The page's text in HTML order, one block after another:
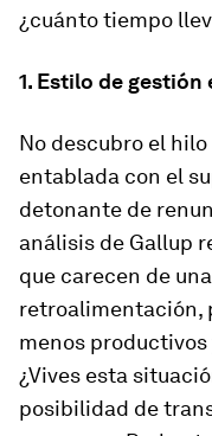
¿cuánto tiempo
1. Estilo de gestión
No descubro el
entablada con el
detonante de
análisis de Gallup
que carecen de
retroalimentación,
menos
¿Vives esta
posibilidad de